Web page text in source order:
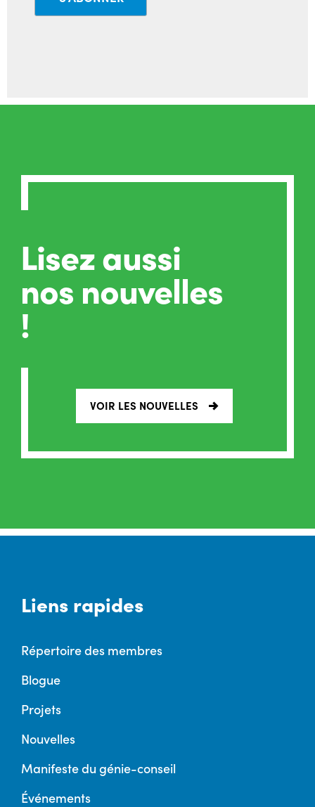
Lisez aussi
nos nouvelles
!
VOIR LES NOUVELLES
Liens rapides
Répertoire des membres
Blogue
Projets
Nouvelles
Manifeste du génie-conseil
Événements